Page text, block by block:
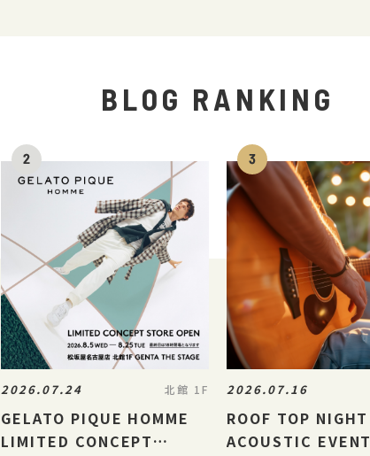
BLOG RANKING
2026.07.24 北館 1F
GELATO PIQUE HOMME
LIMITED CONCEPT
2026.07.16
ROOF TOP NIGHT
ACOUSTIC EVENT